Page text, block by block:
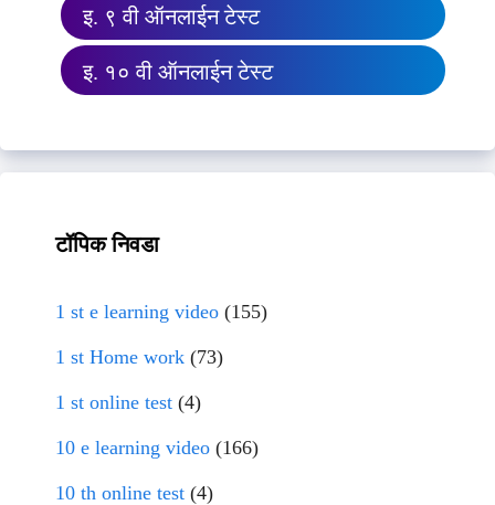
इ. ९ वी ऑनलाईन टेस्ट
इ. १० वी ऑनलाईन टेस्ट
टॉपिक निवडा
1 st e learning video (155)
1 st Home work (73)
1 st online test (4)
10 e learning video (166)
10 th online test (4)